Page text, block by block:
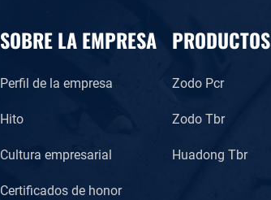
SOBRE LA EMPRESA
Perfil de la empresa
Hito
Cultura empresarial
Certificados de honor
PRODUCTOS
Zodo Pcr
Zodo Tbr
Huadong Tbr